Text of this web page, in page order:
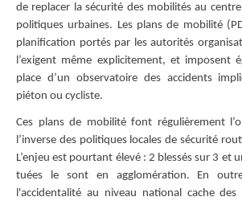
de replacer la sécurité des mobilités au
politiques urbaines. Les plans de mobilité
planification portés par les autorités
l’exigent même explicitement, et imposent
place d’un observatoire des accidents
piéton ou cycliste.
Ces plans de mobilité font régulièrement
l’inverse des politiques locales de sécurité
L’enjeu est pourtant élevé : 2 blessés sur 3 et
tuées le sont en agglomération. En
l'accidentalité au niveau national cache